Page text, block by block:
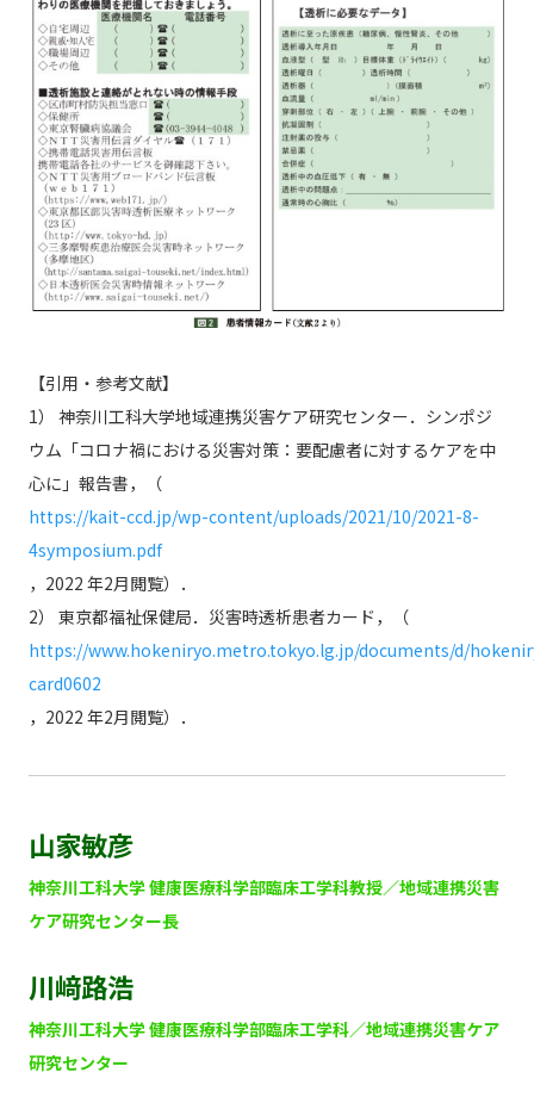
【引用・参考文献】
1） 神奈川工科大学地域連携災害ケア研究センター．シンポジ
ウム「コロナ禍における災害対策：要配慮者に対するケアを中
心に」報告書，（
https://kait-ccd.jp/wp-content/uploads/2021/10/2021-8-
4symposium.pdf
，2022 年2月閲覧）．
2） 東京都福祉保健局．災害時透析患者カード，（
https://www.hokeniryo.metro.tokyo.lg.jp/documents/d/
card0602
，2022 年2月閲覧）．
山家敏彦
神奈川工科大学 健康医療科学部臨床工学科教授／地域連携災害
ケア研究センター長
川﨑路浩
神奈川工科大学 健康医療科学部臨床工学科／地域連携災害ケア
研究センター